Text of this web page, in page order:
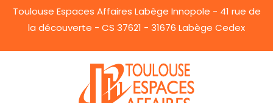
Toulouse Espaces Affaires Labège Innopole - 41 rue de
la découverte - CS 37621 - 31676 Labège Cedex